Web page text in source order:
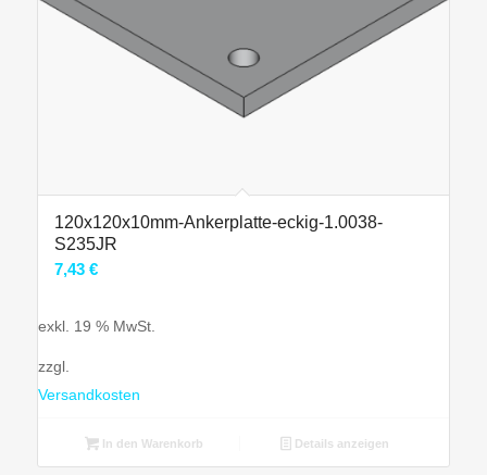
120x120x10mm-Ankerplatte-eckig-1.0038-
S235JR
7,43 €
exkl. 19 % MwSt.
zzgl.
Versandkosten
In den Warenkorb Details anzeigen